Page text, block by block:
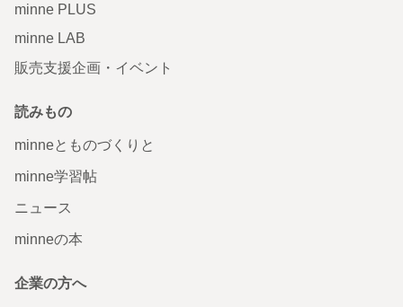
minne PLUS
minne LAB
販売支援企画・イベント
読みもの
minneとものづくりと
minne学習帖
ニュース
minneの本
企業の方へ